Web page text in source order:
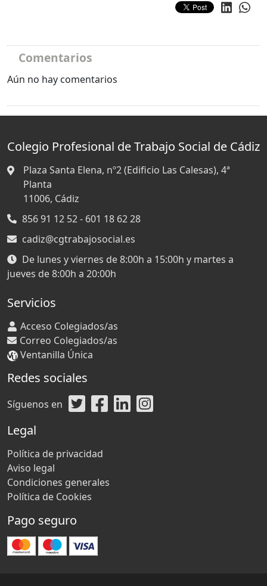
Comentarios
Aún no hay comentarios
Colegio Profesional de Trabajo Social de Cádiz
Plaza Santa Elena, nº2 (Edificio Las Calesas), 4ª
Planta
11006, Cádiz
856 91 12 52 - 601 18 62 28
cadiz@cgtrabajosocial.es
De lunes y viernes de 8:00h a 15:00h y martes a
jueves de 8:00h a 20:00h
Servicios
Acceso Colegiados/as
Correo Colegiados/as
Ventanilla Única
Redes sociales
Síguenos en
Legal
Política de privacidad
Aviso legal
Condiciones generales
Política de Cookies
Pago seguro